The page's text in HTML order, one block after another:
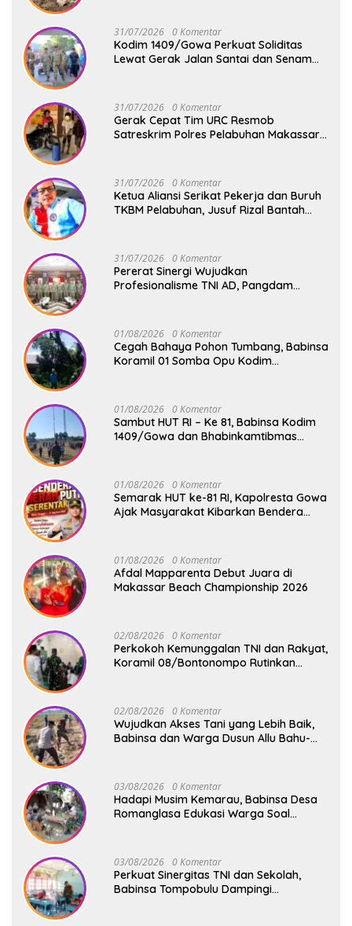
31/07/2026 0 Komentar
Kodim 1409/Gowa Perkuat Soliditas
Lewat Gerak Jalan Santai dan Senam
31/07/2026 0 Komentar
Gerak Cepat Tim URC Resmob
Satreskrim Polres Pelabuhan Makassar
31/07/2026 0 Komentar
Ketua Aliansi Serikat Pekerja dan Buruh
TKBM Pelabuhan, Jusuf Rizal Bantah
31/07/2026 0 Komentar
Pererat Sinergi Wujudkan
Profesionalisme TNI AD, Pangdam
01/08/2026 0 Komentar
Cegah Bahaya Pohon Tumbang, Babinsa
Koramil 01 Somba Opu Kodim
Baddo
01/08/2026 0 Komentar
Sambut HUT RI – Ke 81, Babinsa Kodim
1409/Gowa dan Bhabinkamtibmas
01/08/2026 0 Komentar
Semarak HUT ke-81 RI, Kapolresta Gowa
Ajak Masyarakat Kibarkan Bendera
01/08/2026 0 Komentar
Afdal Mapparenta Debut Juara di
Makassar Beach Championship 2026
02/08/2026 0 Komentar
Perkokoh Kemunggalan TNI dan Rakyat,
Koramil 08/Bontonompo Rutinkan
02/08/2026 0 Komentar
Wujudkan Akses Tani yang Lebih Baik,
Babinsa dan Warga Dusun Allu Bahu-
03/08/2026 0 Komentar
Hadapi Musim Kemarau, Babinsa Desa
Romanglasa Edukasi Warga Soal
03/08/2026 0 Komentar
Perkuat Sinergitas TNI dan Sekolah,
Babinsa Tompobulu Dampingi